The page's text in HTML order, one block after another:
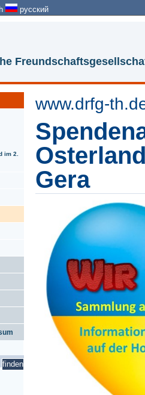
русский
im 2.
www.drfg-
Gera